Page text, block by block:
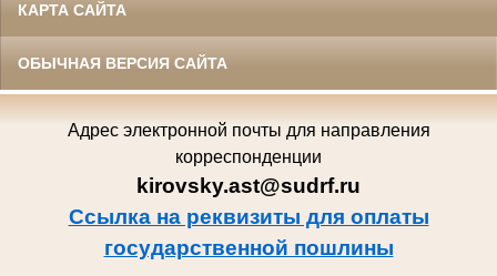
КАРТА САЙТА
ОБЫЧНАЯ ВЕРСИЯ САЙТА
Адрес электронной почты для направления
корреспонденции
kirovsky.ast@sudrf.ru
Ссылка на реквизиты для оплаты
государственной пошлины